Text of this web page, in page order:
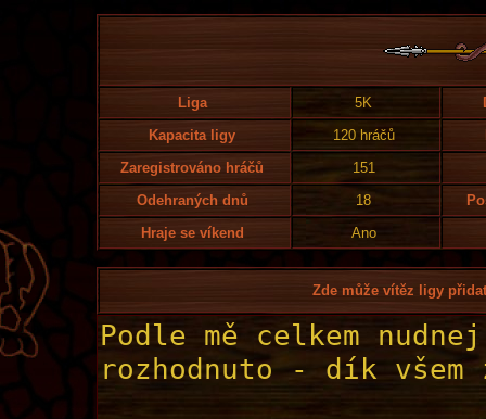
Liga 5K
Kapacita ligy
120 hráčů
Zaregistrováno hráčů
151
Odehraných dnů
18
Hraje se víkend
Ano
Zde může vítěz ligy